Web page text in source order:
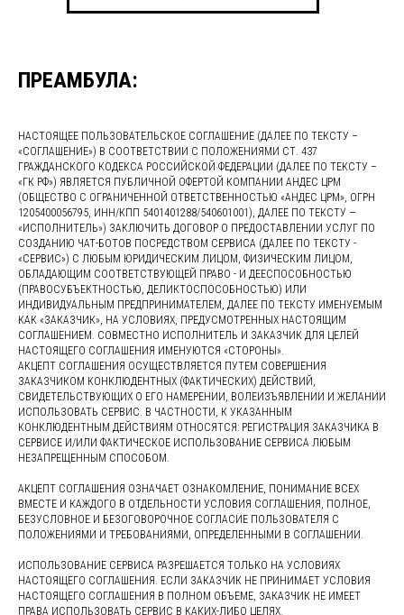
ПРЕАМБУЛА:
НАСТОЯЩЕЕ ПОЛЬЗОВАТЕЛЬСКОЕ СОГЛАШЕНИЕ (ДАЛЕЕ ПО ТЕКСТУ –
«СОГЛАШЕНИЕ») В СООТВЕТСТВИИ С ПОЛОЖЕНИЯМИ СТ. 437
ГРАЖДАНСКОГО КОДЕКСА РОССИЙСКОЙ ФЕДЕРАЦИИ (ДАЛЕЕ ПО ТЕКСТУ –
«ГК РФ») ЯВЛЯЕТСЯ ПУБЛИЧНОЙ ОФЕРТОЙ КОМПАНИИ АНДЕС ЦРМ
(ОБЩЕСТВО С ОГРАНИЧЕННОЙ ОТВЕТСТВЕННОСТЬЮ «АНДЕС ЦРМ», ОГРН
1205400056795, ИНН/КПП 5401401288/540601001), ДАЛЕЕ ПО ТЕКСТУ —
«ИСПОЛНИТЕЛЬ») ЗАКЛЮЧИТЬ ДОГОВОР О ПРЕДОСТАВЛЕНИИ УСЛУГ ПО
СОЗДАНИЮ ЧАТ-БОТОВ ПОСРЕДСТВОМ СЕРВИСА (ДАЛЕЕ ПО ТЕКСТУ -
«СЕРВИС») С ЛЮБЫМ ЮРИДИЧЕСКИМ ЛИЦОМ, ФИЗИЧЕСКИМ ЛИЦОМ,
ОБЛАДАЮЩИМ СООТВЕТСТВУЮЩЕЙ ПРАВО - И ДЕЕСПОСОБНОСТЬЮ
(ПРАВОСУБЪЕКТНОСТЬЮ, ДЕЛИКТОСПОСОБНОСТЬЮ) ИЛИ
ИНДИВИДУАЛЬНЫМ ПРЕДПРИНИМАТЕЛЕМ, ДАЛЕЕ ПО ТЕКСТУ ИМЕНУЕМЫМ
КАК «ЗАКАЗЧИК», НА УСЛОВИЯХ, ПРЕДУСМОТРЕННЫХ НАСТОЯЩИМ
СОГЛАШЕНИЕМ. СОВМЕСТНО ИСПОЛНИТЕЛЬ И ЗАКАЗЧИК ДЛЯ ЦЕЛЕЙ
НАСТОЯЩЕГО СОГЛАШЕНИЯ ИМЕНУЮТСЯ «СТОРОНЫ».
АКЦЕПТ СОГЛАШЕНИЯ ОСУЩЕСТВЛЯЕТСЯ ПУТЕМ СОВЕРШЕНИЯ
ЗАКАЗЧИКОМ КОНКЛЮДЕНТНЫХ (ФАКТИЧЕСКИХ) ДЕЙСТВИЙ,
СВИДЕТЕЛЬСТВУЮЩИХ О ЕГО НАМЕРЕНИИ, ВОЛЕИЗЪЯВЛЕНИИ И ЖЕЛАНИИ
ИСПОЛЬЗОВАТЬ СЕРВИС. В ЧАСТНОСТИ, К УКАЗАННЫМ
КОНКЛЮДЕНТНЫМ ДЕЙСТВИЯМ ОТНОСЯТСЯ: РЕГИСТРАЦИЯ ЗАКАЗЧИКА В
СЕРВИСЕ И/ИЛИ ФАКТИЧЕСКОЕ ИСПОЛЬЗОВАНИЕ СЕРВИСА ЛЮБЫМ
НЕЗАПРЕЩЕННЫМ СПОСОБОМ.
АКЦЕПТ СОГЛАШЕНИЯ ОЗНАЧАЕТ ОЗНАКОМЛЕНИЕ, ПОНИМАНИЕ ВСЕХ
ВМЕСТЕ И КАЖДОГО В ОТДЕЛЬНОСТИ УСЛОВИЯ СОГЛАШЕНИЯ, ПОЛНОЕ,
БЕЗУСЛОВНОЕ И БЕЗОГОВОРОЧНОЕ СОГЛАСИЕ ПОЛЬЗОВАТЕЛЯ С
ПОЛОЖЕНИЯМИ И ТРЕБОВАНИЯМИ, ОПРЕДЕЛЕННЫМИ В СОГЛАШЕНИИ.
ИСПОЛЬЗОВАНИЕ СЕРВИСА РАЗРЕШАЕТСЯ ТОЛЬКО НА УСЛОВИЯХ
НАСТОЯЩЕГО СОГЛАШЕНИЯ. ЕСЛИ ЗАКАЗЧИК НЕ ПРИНИМАЕТ УСЛОВИЯ
НАСТОЯЩЕГО СОГЛАШЕНИЯ В ПОЛНОМ ОБЪЕМЕ, ЗАКАЗЧИК НЕ ИМЕЕТ
ПРАВА ИСПОЛЬЗОВАТЬ СЕРВИС В КАКИХ-ЛИБО ЦЕЛЯХ.